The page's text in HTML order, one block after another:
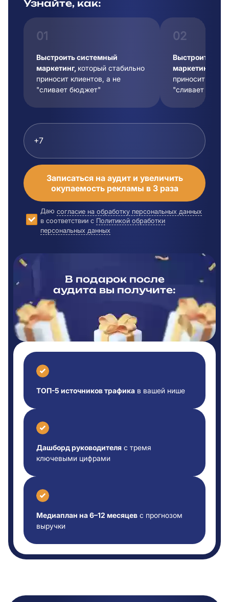
Узнайте, как:
01
Выстроить системный
маркетинг, который стабильно
приносит клиентов, а не
"сливает бюджет"
02
Выстроить
маркетинг,
приносит
"сливает
Записаться на аудит и увеличить
окупаемость рекламы в 3 раза
Даю согласие на обработку персональных данных
в соответствии с Политикой обработки
персональных данных
В подарок после
аудита вы получите:
ТОП-5 источников трафика в вашей нише
Дашборд руководителя с тремя
ключевыми цифрами
Медиаплан на 6–12 месяцев с прогнозом
выручки